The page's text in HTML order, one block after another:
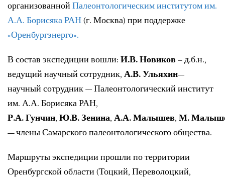
НАШИ НАХОДКИ
ПОЗДРАВЛЕНИЯ
КОНТАКТЫ
ДОКУМЕНТЫ
ВЕРСИЯ ДЛЯ СЛАБОВИДЯЩИХ
организованной Палеонтологическим институтом им.
А.А. Борисяка РАН(г. Москва) при поддержке
«Оренбургэнерго».
В состав экспедиции вошли: И.В. Новиков– д.б.н.,
ведущий научный сотрудник, А.В. Ульяхин—
научный сотрудник — Палеонтологический институт
им. А.А. Борисяка РАН,
Р.А. Гунчин, Ю.В. Зенина, А.А. Малышев, М.
—члены Самарского палеонтологического общества.
Маршруты экспедиции прошли по территории
Оренбургской области (Тоцкий, Переволоцкий,